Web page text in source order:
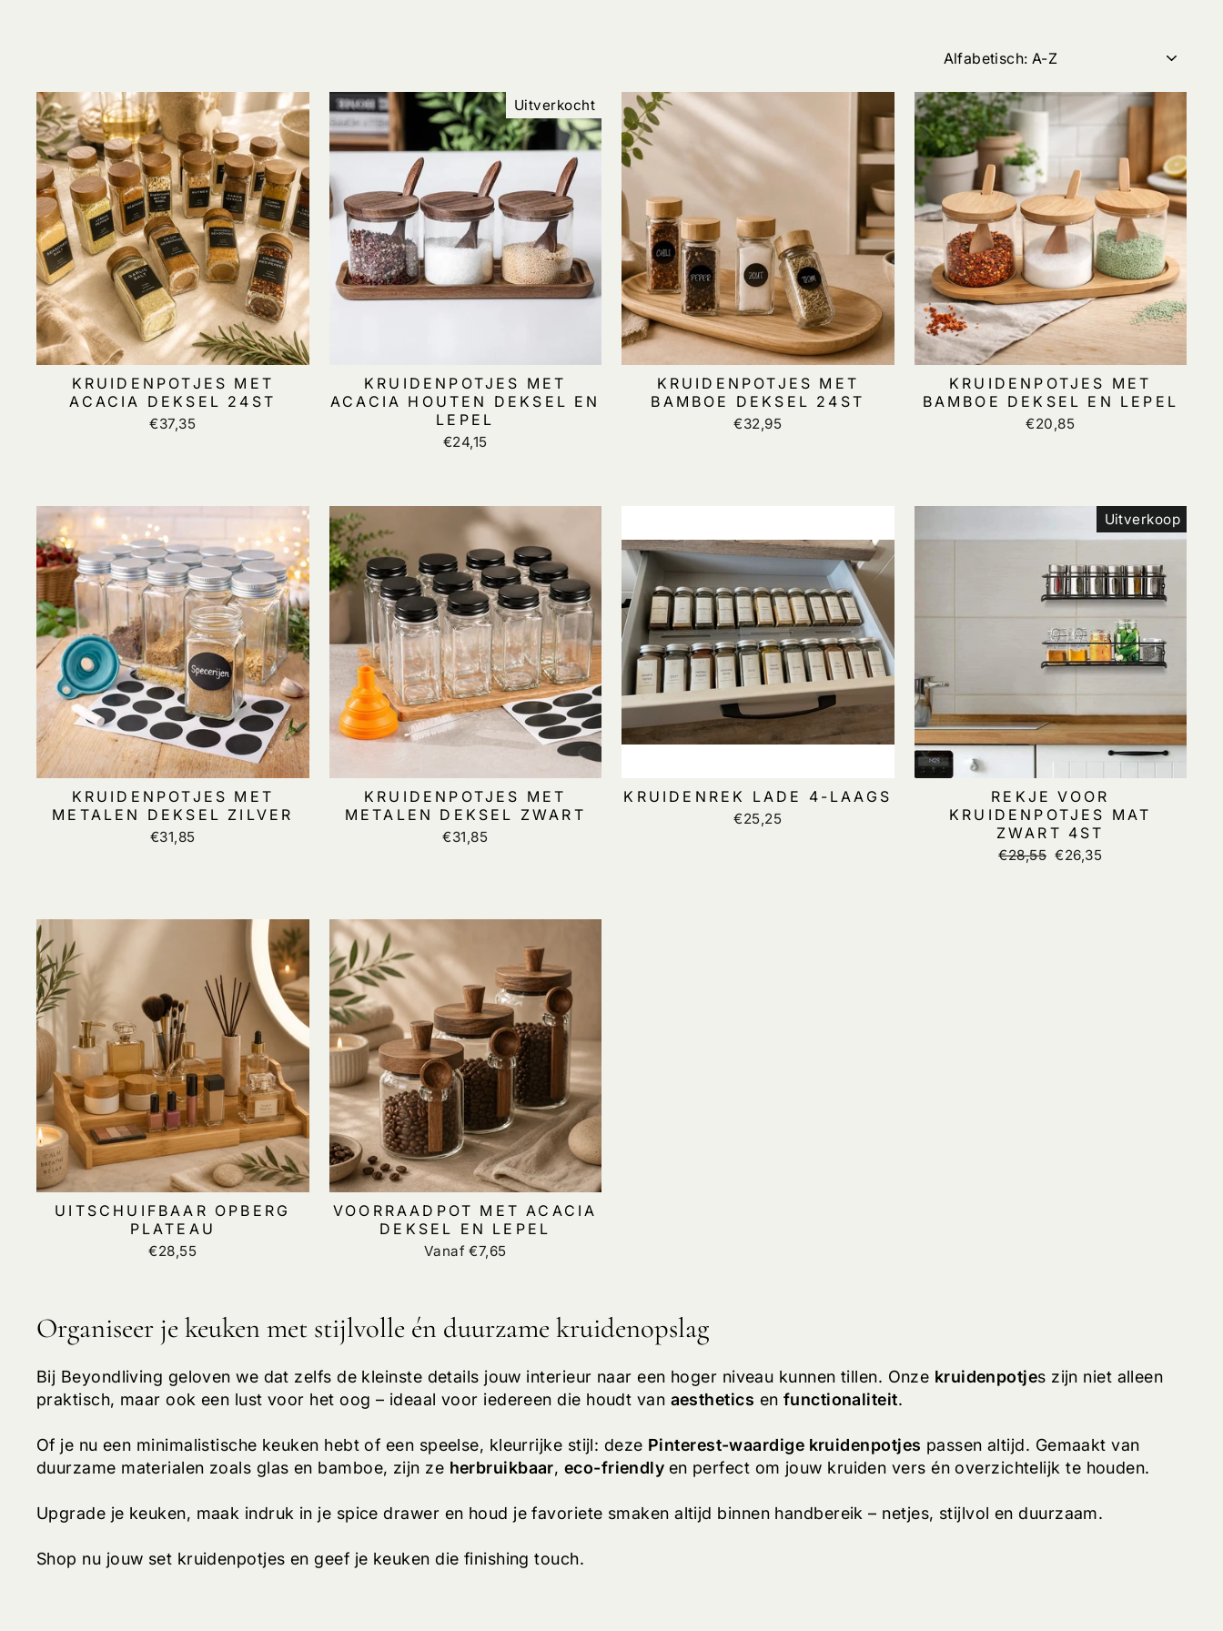
KRUIDENPOTJES MET
ACACIA DEKSEL 24ST
€37,35
Uitverkocht
KRUIDENPOTJES MET
ACACIA HOUTEN DEKSEL EN
LEPEL
€24,15
KRUIDENPOTJES MET
BAMBOE DEKSEL 24ST
€32,95
KRUIDENPOTJES MET
BAMBOE DEKSEL EN LEPEL
€20,85
KRUIDENPOTJES MET
METALEN DEKSEL ZILVER
€31,85
KRUIDENPOTJES MET
METALEN DEKSEL ZWART
€31,85
KRUIDENREK LADE 4-LAAGS
€25,25
Uitverkoop
REKJE VOOR
KRUIDENPOTJES MAT
ZWART 4ST
Normale
€28,55 Verkoopprijs
€26,35
UITSCHUIFBAAR OPBERG
PLATEAU
€28,55
VOORRAADPOT MET ACACIA
DEKSEL EN LEPEL
Vanaf €7,65
Organiseer je keuken met stijlvolle én duurzame kruidenopslag
Bij Beyondliving geloven we dat zelfs de kleinste details jouw interieur naar een hoger niveau kunnen tillen. Onze kruidenpotjes zijn niet alleen
praktisch, maar ook een lust voor het oog – ideaal voor iedereen die houdt van aesthetics en functionaliteit.
Of je nu een minimalistische keuken hebt of een speelse, kleurrijke stijl: deze Pinterest-waardige kruidenpotjes passen altijd. Gemaakt van
duurzame materialen zoals glas en bamboe, zijn ze herbruikbaar, eco-friendly en perfect om jouw kruiden vers én overzichtelijk te houden.
Upgrade je keuken, maak indruk in je spice drawer en houd je favoriete smaken altijd binnen handbereik – netjes, stijlvol en duurzaam.
Shop nu jouw set kruidenpotjes en geef je keuken die finishing touch.